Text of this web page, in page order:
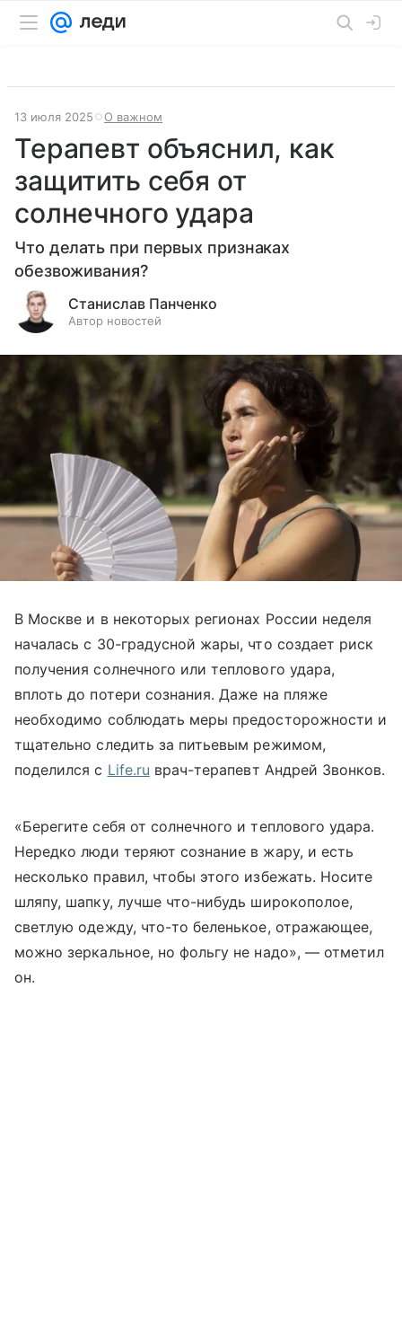
13 июля 2025 О важном
Терапевт объяснил, как
защитить себя от
солнечного удара
Что делать при первых признаках
обезвоживания?
Станислав Панченко
Автор новостей
В Москве и в некоторых регионах России неделя
началась с 30-градусной жары, что создает риск
получения солнечного или теплового удара,
вплоть до потери сознания. Даже на пляже
необходимо соблюдать меры предосторожности и
тщательно следить за питьевым режимом,
поделился с Life.ru врач-терапевт Андрей Звонков.
«Берегите себя от солнечного и теплового удара.
Нередко люди теряют сознание в жару, и есть
несколько правил, чтобы этого избежать. Носите
шляпу, шапку, лучше что-нибудь широкополое,
светлую одежду, что-то беленькое, отражающее,
можно зеркальное, но фольгу не надо», — отметил
он.